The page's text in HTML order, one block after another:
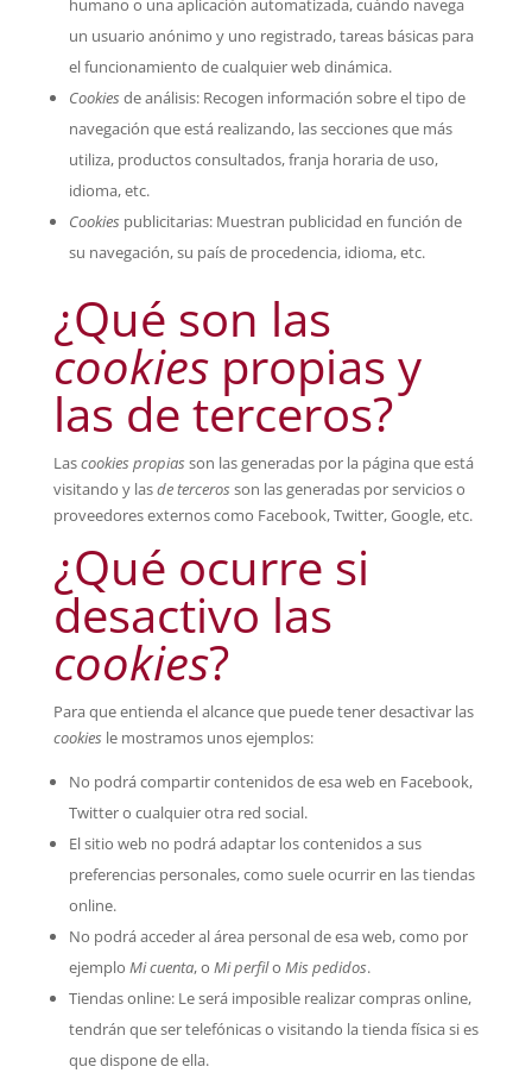
humano o una aplicación automatizada, cuándo navega
un usuario anónimo y uno registrado, tareas básicas para
el funcionamiento de cualquier web dinámica.
Cookies de análisis: Recogen información sobre el tipo de
navegación que está realizando, las secciones que más
utiliza, productos consultados, franja horaria de uso,
idioma, etc.
Cookies publicitarias: Muestran publicidad en función de
su navegación, su país de procedencia, idioma, etc.
¿Qué son las
cookiespropias y
las de terceros?
Lascookies propias son las generadas por la página que está
visitando y lasde terceros son las generadas por servicios o
proveedores externos como Facebook, Twitter, Google, etc.
¿Qué ocurre si
desactivo las
cookies?
Para que entienda el alcance que puede tener desactivar las
cookies le mostramos unos ejemplos:
No podrá compartir contenidos de esa web en Facebook,
Twitter o cualquier otra red social.
El sitio web no podrá adaptar los contenidos a sus
preferencias personales, como suele ocurrir en las tiendas
online.
No podrá acceder al área personal de esa web, como por
ejemplo Mi cuenta, o Mi perfilo Mis pedidos.
Tiendas online: Le será imposible realizar compras online,
tendrán que ser telefónicas o visitando la tienda física si es
que dispone de ella.